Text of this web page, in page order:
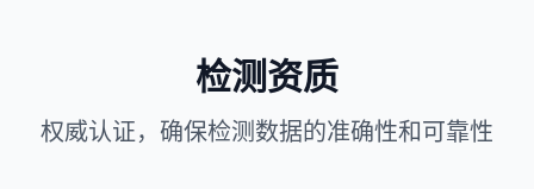
检测资质
权威认证，确保检测数据的准确性和可靠性